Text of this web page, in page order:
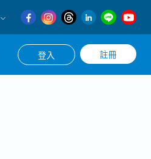
登入 註冊